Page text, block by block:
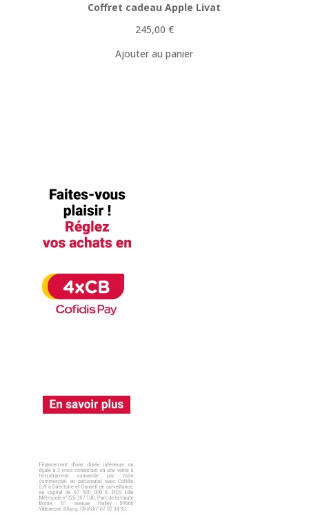
Coffret cadeau Apple Livat
245,00 €
Ajouter au panier